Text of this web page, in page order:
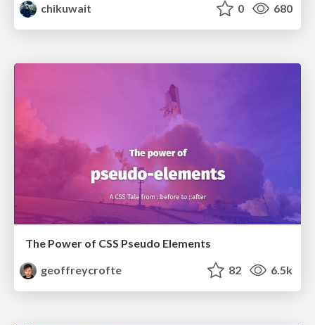
chikuwait
0 680
The Power of CSS Pseudo Elements
geoffreycrofte
82 6.5k